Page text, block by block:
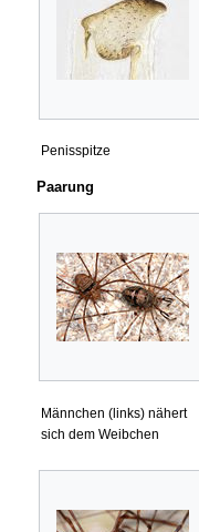
Penisspitze
Paarung
Männchen (links) nähert
sich dem Weibchen